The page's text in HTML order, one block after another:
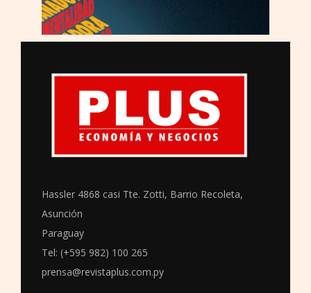
Hassler 4868 casi Tte. Zotti, Barrio Recoleta,
Asunción
Paraguay
Tel: (+595 982) 100 265
prensa@revistaplus.com.py